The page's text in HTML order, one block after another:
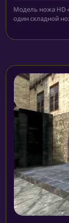
Модель ножа HD
один складной